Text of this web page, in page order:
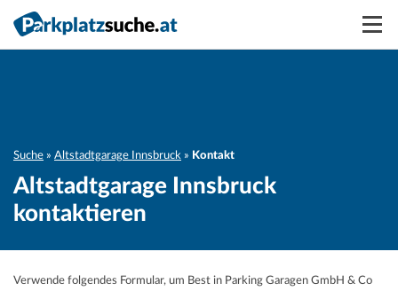
Suche Altstadtgarage Innsbruck Kontakt
Altstadtgarage Innsbruck
kontaktieren
Verwende folgendes Formular, um Best in Parking Garagen GmbH & Co